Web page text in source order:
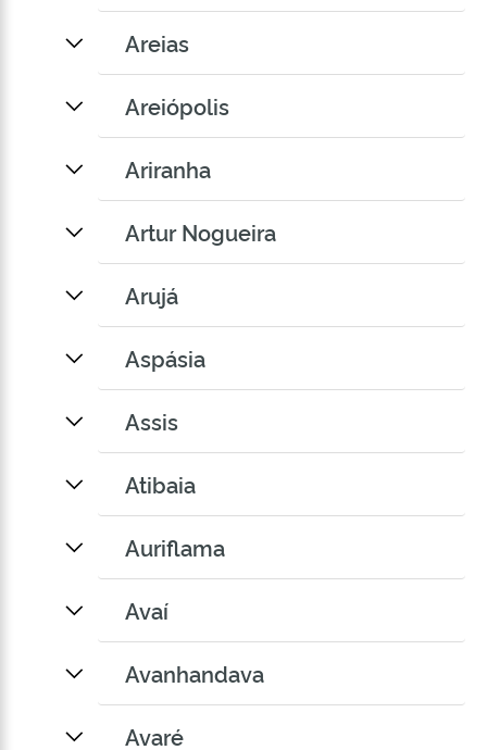
Areias
Areiópolis
Ariranha
Artur Nogueira
Arujá
Aspásia
Assis
Atibaia
Auriflama
Avaí
Avanhandava
Avaré